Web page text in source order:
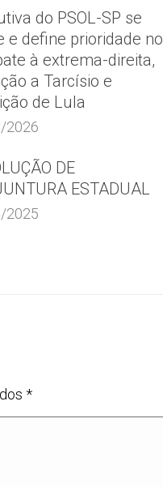
do PSOL-SP se
e define prioridade no
à extrema-direita,
a Tarcísio e
de Lula
2026
DE
ESTADUAL
2025
*